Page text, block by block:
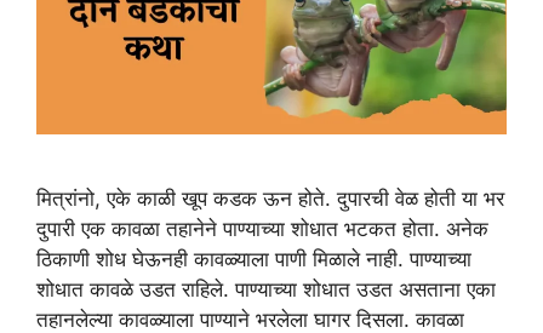
मित्रांनो, एके काळी खूप कडक ऊन होते. दुपारची वेळ होती या भर
दुपारी एक कावळा तहानेने पाण्याच्या शोधात भटकत होता. अनेक
ठिकाणी शोध घेऊनही कावळ्याला पाणी मिळाले नाही. पाण्याच्या
शोधात कावळे उडत राहिले. पाण्याच्या शोधात उडत असताना एका
तहानलेल्या कावळ्याला पाण्याने भरलेला घागर दिसला. कावळा